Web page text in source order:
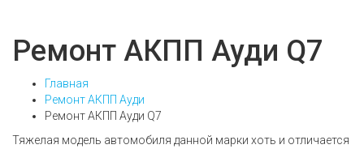
Ремонт АКПП Ауди Q7
Главная
Ремонт АКПП Ауди
Ремонт АКПП Ауди Q7
Тяжелая модель автомобиля данной марки хоть и отличается